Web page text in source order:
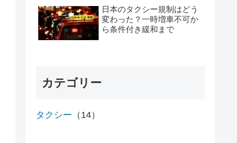
日本のタクシー規制はどう
変わった？一時増車不可か
ら条件付き緩和まで
カテゴリー
タクシー （14）